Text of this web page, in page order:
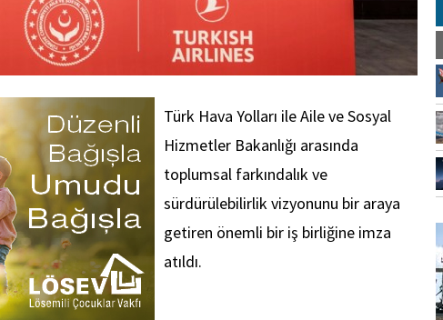
Türk Hava Yolları ile Aile ve Sosyal
Hizmetler Bakanlığı arasında
toplumsal farkındalık ve
sürdürülebilirlik vizyonunu bir araya
getiren önemli bir iş birliğine imza
atıldı.